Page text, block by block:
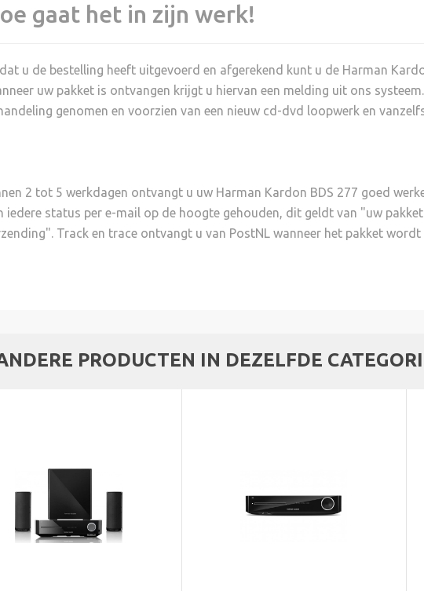
gaat het in zijn werk!
u de bestelling heeft uitgevoerd en afgerekend kunt u de Harman
uw pakket is ontvangen krijgt u hiervan een melding uit ons
genomen en voorzien van een nieuw cd-dvd loopwerk en
2 tot 5 werkdagen ontvangt u uw Harman Kardon BDS 277 goed
iedere status per e-mail op de hoogte gehouden, dit geldt van "uw
Track en trace ontvangt u van PostNL wanneer het pakket
PRODUCTEN IN DEZELFDE